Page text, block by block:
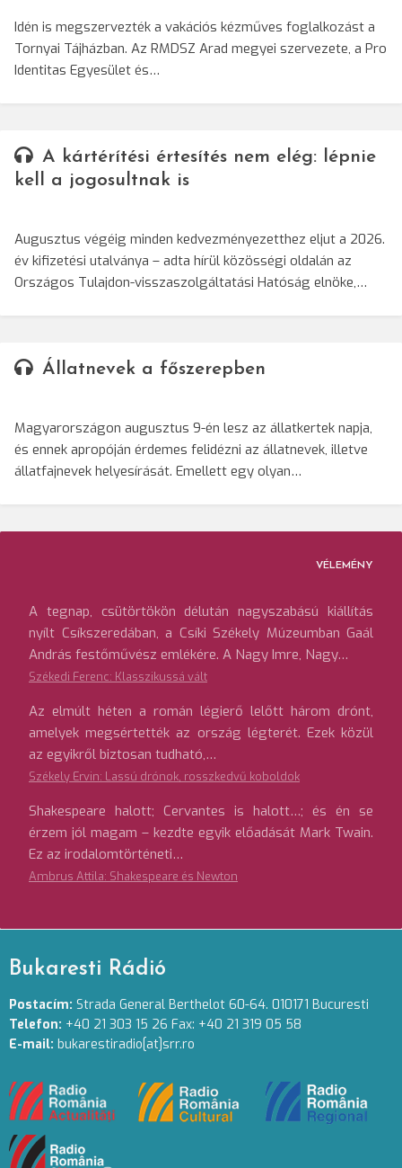
Idén is megszervezték a vakációs kézműves foglalkozást a
Tornyai Tájházban. Az RMDSZ Arad megyei szervezete, a Pro
Identitas Egyesület és…
A kártérítési értesítés nem elég: lépnie
kell a jogosultnak is
Augusztus végéig minden kedvezményezetthez eljut a 2026.
év kifizetési utalványa – adta hírül közösségi oldalán az
Országos Tulajdon-visszaszolgáltatási Hatóság elnöke,…
Állatnevek a főszerepben
Magyarországon augusztus 9-én lesz az állatkertek napja,
és ennek apropóján érdemes felidézni az állatnevek, illetve
állatfajnevek helyesírását. Emellett egy olyan…
VÉLEMÉNY
A tegnap, csütörtökön délután nagyszabású kiállítás
nyílt Csíkszeredában, a Csíki Székely Múzeumban Gaál
András festőművész emlékére. A Nagy Imre, Nagy…
Székedi Ferenc: Klasszikussá vált
Az elmúlt héten a román légierő lelőtt három drónt,
amelyek megsértették az ország légterét. Ezek közül
az egyikről biztosan tudható,…
Székely Ervin: Lassú drónok, rosszkedvű koboldok
Shakespeare halott; Cervantes is halott…; és én se
érzem jól magam – kezdte egyik előadását Mark Twain.
Ez az irodalomtörténeti…
Ambrus Attila: Shakespeare és Newton
Bukaresti Rádió
Postacím: Strada General Berthelot 60-64. 010171 Bucuresti
Telefon: +40 21 303 15 26 Fax: +40 21 319 05 58
E-mail: bukarestiradio[at]srr.ro